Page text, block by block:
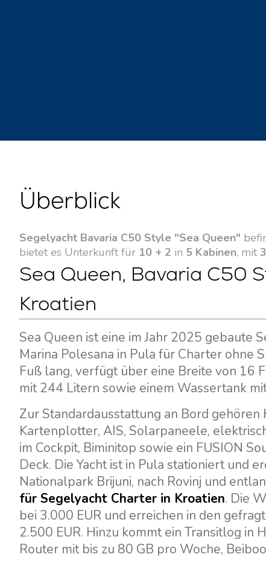
Überblick
Segelyacht Bavaria C50 Style "Sea Queen"
bietet es Unterkunft für 10 + 2 in 5 Kabinen, mit
Sea Queen, Bavaria C50
Kroatien
Sea Queen ist eine im Jahr 2025 gebaute
Marina Polesana in Pula für Charter ohne
Fuß lang, verfügt über eine Breite von 16
mit 244 Litern sowie einem Wassertank
Zur Standardausstattung an Bord
Kartenplotter, AIS, Solarpaneele,
im Cockpit, Biminitop sowie ein FUSION
Deck. Die Yacht ist in Pula stationiert und
Nationalpark Brijuni, nach Rovinj und
für Segelyacht Charter in Kroatien. Die
bei 3.000 EUR und erreichen in den
2.500 EUR. Hinzu kommt ein Transitlog in
Router mit bis zu 80 GB pro Woche,